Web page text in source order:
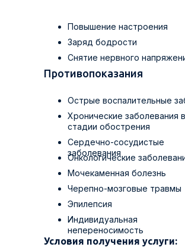
Повышение настроения
Заряд бодрости
Снятие нервного
Противопоказания
Острые воспалительные
Хронические заболевания в
стадии обострения
Сердечно-сосудистые
заболевания
Онкологические
Мочекаменная болезнь
Черепно-мозговые травмы
Эпилепсия
Индивидуальная
непереносимость
Условия получения услуги: